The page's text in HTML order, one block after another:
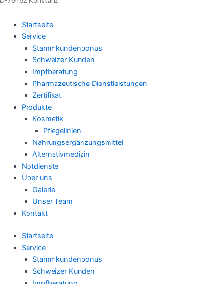
Startseite
Service
Stammkundenbonus
Schweizer Kunden
Impfberatung
Pharmazeutische Dienstleistungen
Zertifikat
Produkte
Kosmetik
Pflegelinien
Nahrungsergänzungsmittel
Alternativmedizin
Notdienste
Über uns
Galerie
Unser Team
Kontakt
Startseite
Service
Stammkundenbonus
Schweizer Kunden